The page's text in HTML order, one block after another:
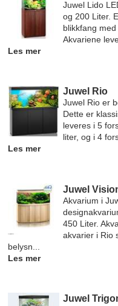
Juwel Lido
og 200 Liter.
blikkfang
Akvariene
Les mer
Juwel Rio
Juwel Rio er
Dette er
leveres i 5
liter, og i 4
Les mer
Juwel
Akvarium i
450 Liter.
akvarier i Rio
belysn...
Les mer
Juwel